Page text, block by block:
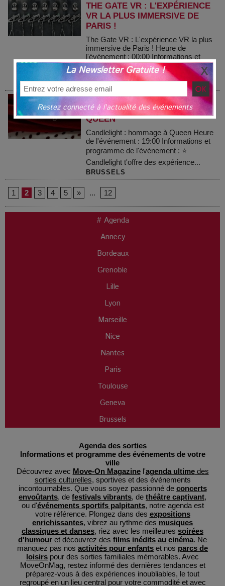
THE GATE VR : L'EXPÉRIENCE
VR LA PLUS IMMERSIVE DE
PARIS !
The Gate VR : L'expérience VR la plus
immersive de Paris ! Heure de
l'événement : 00:00 Informations et
programme de l'événement :
Bienvenu...
PARIS
12/06/2026
CANDLELIGHT : HOMMAGE À
QUEEN
Candlelight : hommage à Queen Heure
de l'événement : 19:00 Informations et
programme de l'événement : ⭐
Candlelight t'offre des expérience...
BRUSSELS
1 2 3 4 5 » ... 12
# Agenda
Annecy
Bordeaux
Grenoble
Lille
Lyon
Marseille
Nice
Nantes
Paris
Toulouse
Geneva
Brussels
Agenda des sorties
Informations et programme des événements de votre
ville
Découvrez avec Move-On Magazinel'agenda ultimedes
sorties culturelles, sportives et des événements
incontournables. Que vous soyez passionné de concerts
envoûtants, de festivals vibrants, de théâtre captivant,
ou d'événements sportifs palpitants, notre agenda est
votre référence. Plongez dans des expositions
enrichissantes, vibrez au rythme des musiques
classiques et danses, riez avec les meilleures soirées
d'humour et découvrez des films inédits au cinéma. Ne
manquez pas nos activités pour enfants et nos parcs de
loisirs pour des sorties familiales mémorables. Avec
MoveOnMag, restez informé des dernières tendances et
préparez-vous à des expériences inoubliables, le tout
regroupé en un lieu central pour votre commodité et avec
La Newsletter Gratuite !
Restez connecté à l'actualité des événements